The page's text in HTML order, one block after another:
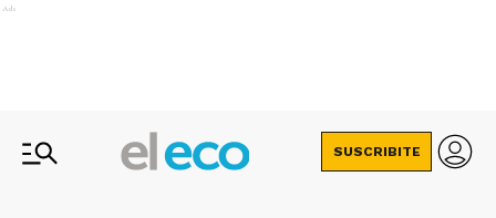
Ads
SUSCRIBITE